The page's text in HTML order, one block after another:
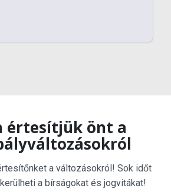
értesítjük önt a
a változásokról! Sok időt
a bírságokat és jogvitákat!